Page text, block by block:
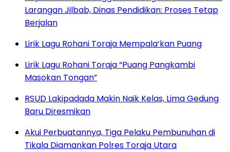
Larangan Jilbab, Dinas Pendidikan: Proses Tetap
Berjalan
Lirik Lagu Rohani Toraja Mempala’kan Puang
Lirik Lagu Rohani Toraja “Puang Pangkambi
Masokan Tongan”
RSUD Lakipadada Makin Naik Kelas, Lima Gedung
Baru Diresmikan
Akui Perbuatannya, Tiga Pelaku Pembunuhan di
Tikala Diamankan Polres Toraja Utara